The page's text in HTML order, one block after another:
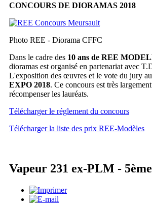
CONCOURS DE DIORAMAS 2018
Photo REE - Diorama CFFC
Dans le cadre des 10 ans de REE
dioramas est organisé en partenariat avec
L'exposition des œuvres et le vote du jury
EXPO 2018. Ce concours est très
récompenser les lauréats.
Télécharger le réglement du concours
Télécharger la liste des prix REE-Modèles
Vapeur 231 ex-PLM -